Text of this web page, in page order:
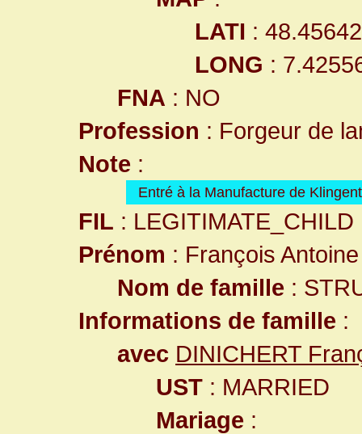
LATI :
LONG :
FNA : NO
Profession : Forgeur de
Note :
Entré à la Manufacture de
FIL : LEGITIMATE_CHILD
Prénom : François Antoine
Nom de famille :
Informations de famille :
avec DINICHERT
UST : MARRIED
Mariage :